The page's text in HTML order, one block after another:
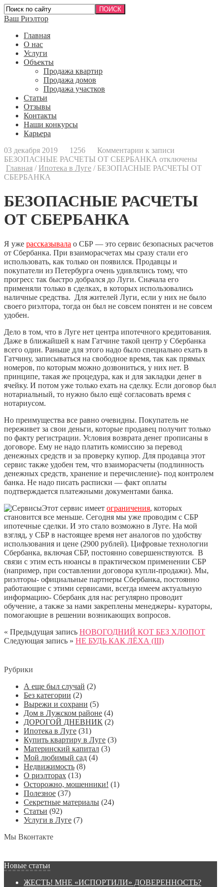
Ваш Риэлтор
Главная
О нас
Услуги
Объекты
Продажа квартир
Продажа домов
Продажа участков
Статьи
Отзывы
Контакты
Наши конкурсы
Карьера
03 декабря 2019
1256 Комментарии к записи
БЕЗОПАСНЫЕ РАСЧЕТЫ ОТ СБЕРБАНКА отключены
Главная /Ипотека в Луге / БЕЗОПАСНЫЕ РАСЧЕТЫ ОТ
СБЕРБАНКА
БЕЗОПАСНЫЕ РАСЧЕТЫ
ОТ СБЕРБАНКА
Я уже рассказывала о СБР — это сервис безопасных расчетов
от Сбербанка. При взаиморасчетах мы сразу стали его
использовать, как только он появился. Продавцы и
покупатели из Петербурга очень удивлялись тому, что
прогресс так быстро добрался до Луги. Сначала его
применяли только в сделках, в которых использовались
наличные средства. Для жителей Луги, если у них не было
своего риэлтора, тогда он был не совсем понятен и не совсем
удобен.
Дело в том, что в Луге нет центра ипотечного кредитования.
Даже в ближайшей к нам Гатчине такой центр у Сбербанка
всего один. Раньше для этого надо было специально ехать в
Гатчину, записываться на свободное время, так как прямых
номеров, по которым можно дозвониться, у них нет. В
принципе, такая же процедура, как и для закладки денег в
ячейку. И потом уже только ехать на сделку. Если договор был
нотариальный, то нужно было ещё согласовать время с
нотариусом.
Но преимущества все равно очевидны. Покупатель не
переживет за свои деньги, которые продавец получит только
по факту регистрации. Условия возврата денег прописаны в
договоре. Ему не надо платить комиссию за перевод
денежных средств и за проверку купюр. Для продавца этот
сервис также удобен тем, что взаиморасчеты (подлинность
денежных средств, хранение и перечисление)- под контролем
банка. Не надо писать расписки — факт оплаты
подтверждается платежными документами банка.
Этот сервис имеет ограничения, которых
становится все меньше. Сегодня мы уже проводим с СБР
ипотечные сделки. И это стало возможно в Луге. На мой
взгляд, у СБР в настоящее время нет аналогов по удобству
использования и цене (2900 рублей). Цифровые технологии
Сбербанка, включая СБР, постоянно совершенствуются. В
связи с этим есть нюансы в практическом применении СБР
(например, при составлении договора купли-продажи). Мы,
риэлторы- официальные партнеры Сбербанка, постоянно
работающие с этими сервисами, всегда имеем актуальную
информацию- Сбербанк для нас регулярно проводит
обучение, а также за нами закреплены менеджеры- кураторы,
помогающие в решении возникающих вопросов.
« Предыдущая запись НОВОГОДНИЙ КОТ БЕЗ ХЛОПОТ
Следующая запись » НЕ БУДЬ КАК ЛЁХА (III)
Рубрики
А еще был случай (2)
Без категории (2)
Вырежи и сохрани (5)
Дом в Лужском районе (4)
ДОРОГОЙ ДНЕВНИК (2)
Ипотека в Луге (31)
Купить квартиру в Луге (3)
Материнский капитал (3)
Мой любимый сад (4)
Недвижимость (8)
О риэлторах (13)
Осторожно, мошенники! (1)
Полезное (37)
Секретные материалы (24)
Статьи (92)
Услуги в Луге (7)
Мы Вконтакте
Новые статьи
ЖЕСТЬ! МНЕ «ИСПОРТИЛИ» ДОВЕРЕННОСТЬ?